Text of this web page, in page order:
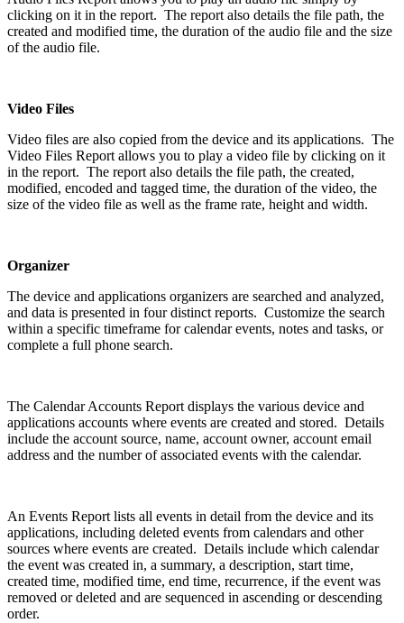
clicking on it in the report. The report also details the file path, the
created and modified time, the duration of the audio file and the size
of the audio file.
Video Files
Video files are also copied from the device and its applications. The
Video Files Report allows you to play a video file by clicking on it
in the report. The report also details the file path, the created,
modified, encoded and tagged time, the duration of the video, the
size of the video file as well as the frame rate, height and width.
Organizer
The device and applications organizers are searched and analyzed,
and data is presented in four distinct reports. Customize the search
within a specific timeframe for calendar events, notes and tasks, or
complete a full phone search.
The Calendar Accounts Report displays the various device and
applications accounts where events are created and stored. Details
include the account source, name, account owner, account email
address and the number of associated events with the calendar.
An Events Report lists all events in detail from the device and its
applications, including deleted events from calendars and other
sources where events are created. Details include which calendar
the event was created in, a summary, a description, start time,
created time, modified time, end time, recurrence, if the event was
removed or deleted and are sequenced in ascending or descending
order.